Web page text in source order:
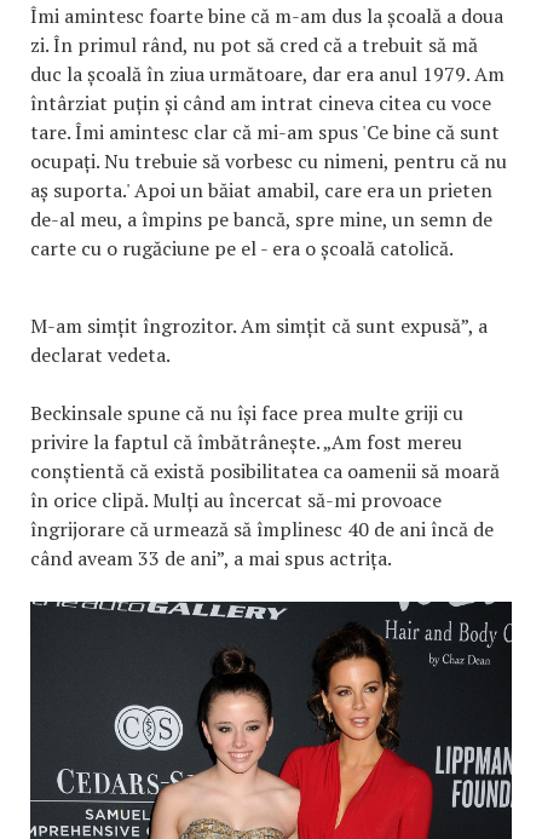
Îmi amintesc foarte bine că m-am dus la școală a doua
zi. În primul rând, nu pot să cred că a trebuit să mă
duc la școală în ziua următoare, dar era anul 1979. Am
întârziat puțin și când am intrat cineva citea cu voce
tare. Îmi amintesc clar că mi-am spus 'Ce bine că sunt
ocupați. Nu trebuie să vorbesc cu nimeni, pentru că nu
aș suporta.' Apoi un băiat amabil, care era un prieten
de-al meu, a împins pe bancă, spre mine, un semn de
carte cu o rugăciune pe el - era o școală catolică.
M-am simțit îngrozitor. Am simțit că sunt expusă”, a
declarat vedeta.
Beckinsale spune că nu își face prea multe griji cu
privire la faptul că îmbătrânește. „Am fost mereu
conștientă că există posibilitatea ca oamenii să moară
în orice clipă. Mulți au încercat să-mi provoace
îngrijorare că urmează să împlinesc 40 de ani încă de
când aveam 33 de ani”, a mai spus actrița.